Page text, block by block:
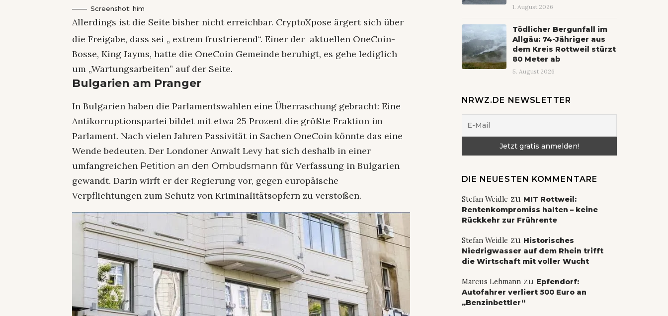
Screenshot: him
Allerdings ist die Seite bisher nicht erreichbar. CryptoXpose ärgert sich über
die Freigabe, dass sei „ extrem frustrierend“. Einer der aktuellen OneCoin-
Bosse, King Jayms, hatte die OneCoin Gemeinde beruhigt, es gehe lediglich
um „Wartungsarbeiten” auf der Seite.
Bulgarien am Pranger
In Bulgarien haben die Parlamentswahlen eine Überraschung gebracht: Eine
Antikorruptionspartei bildet mit etwa 25 Prozent die größte Fraktion im
Parlament. Nach vielen Jahren Passivität in Sachen OneCoin könnte das eine
Wende bedeuten. Der Londoner Anwalt Levy hat sich deshalb in einer
umfangreichen Petition an den Ombudsmannfür Verfassung in Bulgarien
gewandt. Darin wirft er der Regierung vor, gegen europäische
Verpflichtungen zum Schutz von Kriminalitätsopfern zu verstoßen.
1. August 2026
Tödlicher Bergunfall im
Allgäu: 74-Jähriger aus
dem Kreis Rottweil stürzt
80 Meter ab
5. August 2026
NRWZ.DE NEWSLETTER
DIE NEUESTEN KOMMENTARE
Stefan Weidle zu MIT Rottweil:
Rentenkompromiss halten – keine
Rückkehr zur Frührente
Stefan Weidle zu Historisches
Niedrigwasser auf dem Rhein trifft
die Wirtschaft mit voller Wucht
Marcus Lehmannzu Epfendorf:
Autofahrer verliert 500 Euro an
„Benzinbettler“